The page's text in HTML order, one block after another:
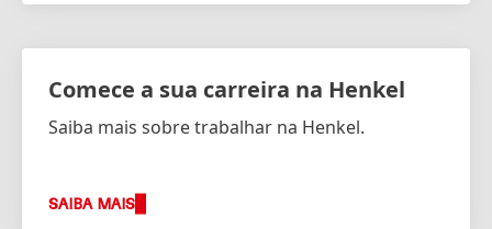
Comece a sua carreira na Henkel
Saiba mais sobre trabalhar na Henkel.
SAIBA MAIS